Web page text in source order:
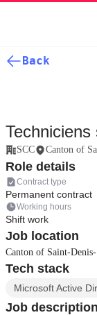
Back
SCC Canton of
Role details
Contract type
Permanent contract
Working hours
Shift work
Job location
Canton of Saint-
Tech stack
Microsoft Active
Job description